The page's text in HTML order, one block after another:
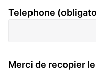
Telephone
Merci de recopier